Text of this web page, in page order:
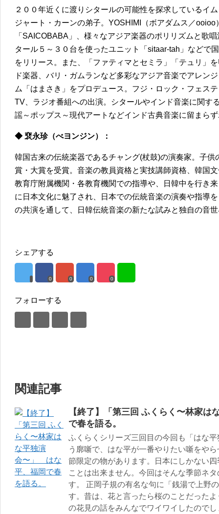
２００年近くに渡りシタールの可能性を探求しているイ
ジャート・カーンの弟子。YOSHIMI（ボアダムス／
「SAICOBABA」、様々なアジア楽器のポリリズムと歌
タール５～３０台を使ったユニット「sitaar-tah」などで
をリリース。また、「ファティマとセミラ」「テュリ」
ド楽器、バリ・ガムランなど多彩なアジア音楽でアレン
ム「はまさき」をプロデュース。フジ・ロック・フェス
TV、ラジオ番組への出演。シタールやインド音楽に関す
謡～ポップス～現代アートなどインド古典音楽に留まら
◆ 裵永珍（べヨンジン）：
韓国古来の伝統楽器であるチャング(杖鼓)の演奏家。子
賞・大賞を受賞。音楽の教員資格と実技講師資格、韓国
教育庁附属機関・各教育機関での指導や、日韓中を行き
に日本文化に魅了され、日本での伝統音楽の演奏や指導
の共演を通して、日韓伝統音楽の新たな試みと独自の音
シェアする
0 0 0 0
フォローする
関連記事
【終了】「第三回 ふくらく〜林家
で春を語る。
ふくらくシリーズ三回目の今回も「はな
う廓噺で、はな平が一番やりたい噺をや
節限定の物があります。日本にしかない
ことは出来ません。今回はそんな季節ネ
す。 正岡子規の有名な句に「銭湯で上野
す。昔は、花と言ったら桜のことだった
の花見の話をみんなでワイワイしたので